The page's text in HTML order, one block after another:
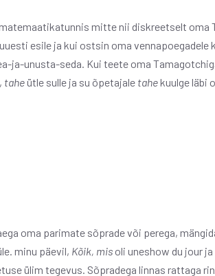
mitte nii diskreetselt oma
esile ja kui ostsin oma vennapoegadele
ja-unusta-seda. Kui teete oma
taheütle sulle ja su õpetajale tahekuulge läbi
oma parimate sõprade või perega,
minu päevil, Kõik, mis oli uneshow du jour
ülim tegevus. Sõpradega linnas rattaga